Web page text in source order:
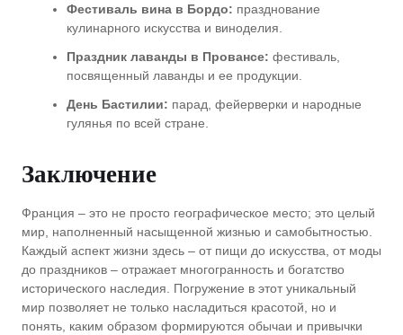
Фестиваль вина в Бордо: празднование
кулинарного искусства и виноделия.
Праздник лаванды в Провансе: фестиваль,
посвященный лаванды и ее продукции.
День Бастилии: парад, фейерверки и народные
гулянья по всей стране.
Заключение
Франция – это не просто географическое место; это целый
мир, наполненный насыщенной жизнью и самобытностью.
Каждый аспект жизни здесь – от пищи до искусства, от моды
до праздников – отражает многогранность и богатство
исторического наследия. Погружение в этот уникальный
мир позволяет не только насладиться красотой, но и
понять, каким образом формируются обычаи и привычки